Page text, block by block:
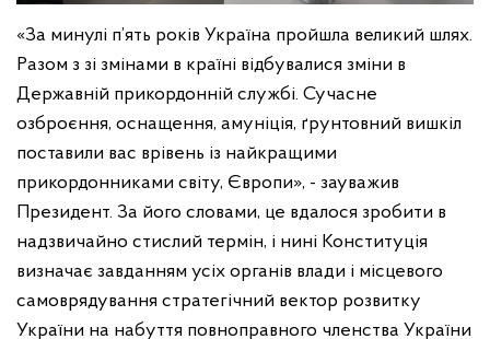
«За минулі п’ять років Україна пройшла великий шлях.
Разом з зі змінами в країні відбувалися зміни в
Державній прикордонній службі. Сучасне
озброєння, оснащення, амуніція, ґрунтовний вишкіл
поставили вас врівень із найкращими
прикордонниками світу, Європи», - зауважив
Президент. За його словами, це вдалося зробити в
надзвичайно стислий термін, і нині Конституція
визначає завданням усіх органів влади і місцевого
самоврядування стратегічний вектор розвитку
України на набуття повноправного членства України